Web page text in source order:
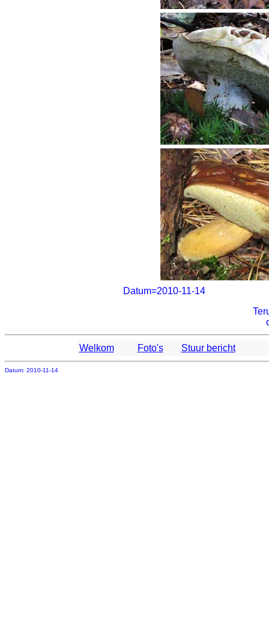
Datum=2010-11-14
Welkom Foto's Stuur bericht
Datum: 2010-11-14